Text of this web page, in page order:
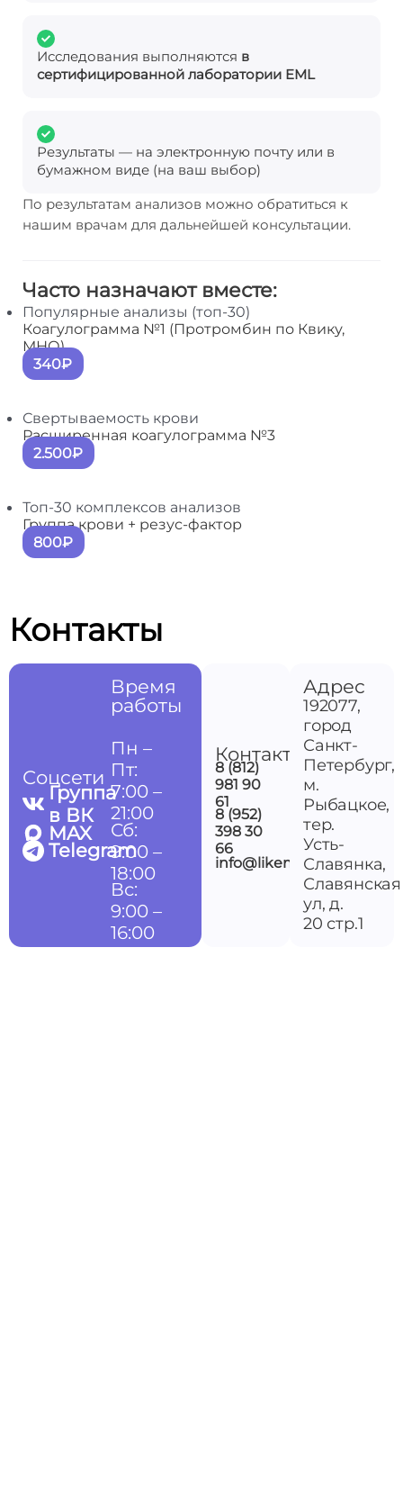
Исследования выполняются в
сертифицированной лаборатории EML
Результаты — на электронную почту или в
бумажном виде (на ваш выбор)
По результатам анализов можно обратиться к
нашим врачам для дальнейшей консультации.
Часто назначают вместе:
Популярные анализы (топ-30)
Коагулограмма №1 (Протромбин по Квику,
МНО)
340₽
Свертываемость крови
Расширенная коагулограмма №3
2.500₽
Топ-30 комплексов анализов
Группа крови + резус-фактор
800₽
Контакты
Контакты
8 (812)
981 90
61
8 (952)
398 30
66
info@likemedspb.ru
Адрес
192077,
город
Санкт-
Петербург,
м.
Рыбацкое,
тер.
Усть-
Славянка,
Славянская
ул, д.
20 стр.1
Соцсети
Группа
в ВК
MAX
Telegram
Время
работы
Пн –
Пт:
7:00 –
21:00
Сб:
9:00 –
18:00
Вс:
9:00 –
16:00